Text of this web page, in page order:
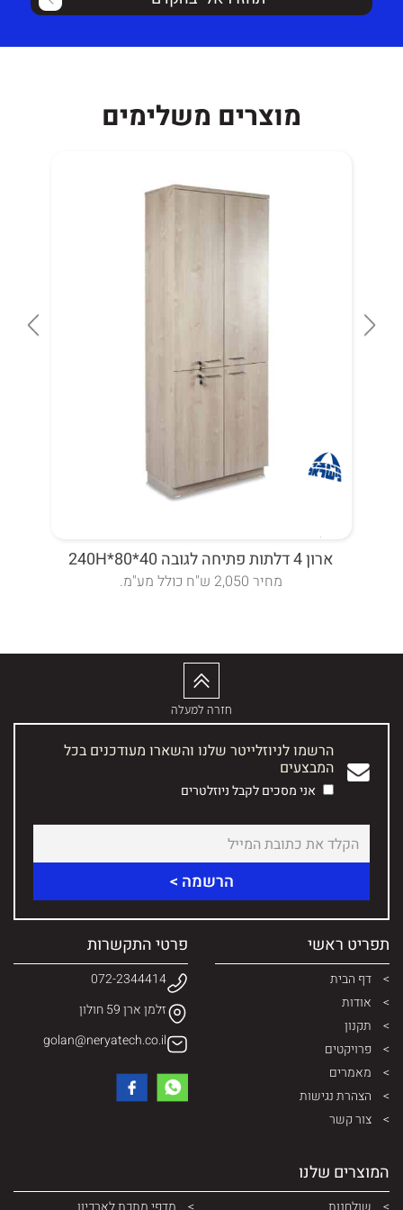
מוצרים משלימים
ארון 4 דלתות פתיחה לגובה 40*80*240H
מחיר 2,050 ש"ח כולל מע"מ.
חזרה למעלה
הרשמו לניוזלייטר שלנו והשארו מעודכנים בכל
המבצעים
אני מסכים לקבל ניוזלטרים
תפריט ראשי
דף הבית
אודות
תקנון
פרויקטים
מאמרים
הצהרת נגישות
צור קשר
המוצרים שלנו
פרטי התקשרות
072-2344414
זלמן ארן 59 חולון
golan@neryatech.co.il